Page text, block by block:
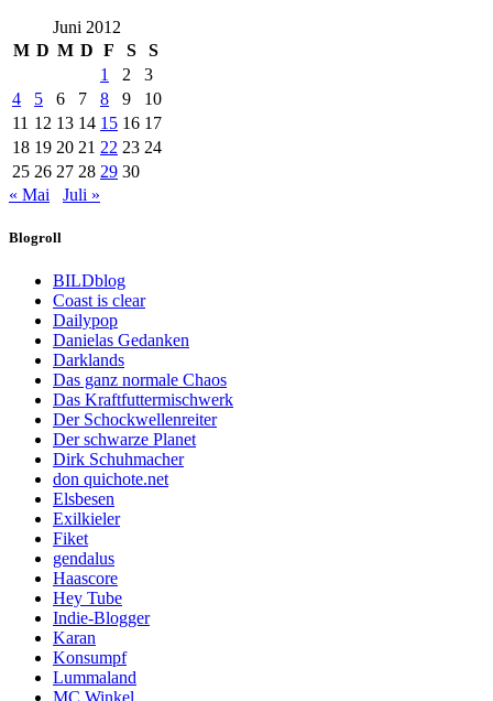
Juni 2012
M D M D F S
S
1
2
3
4
5 6 7 8 9
10
11 12 13 14 15 16 17
18 19 20 21 22 23 24
25 26 27 28 29 30
« Mai
Juli »
Blogroll
BILDblog
Coast is clear
Dailypop
Danielas Gedanken
Darklands
Das ganz normale Chaos
Das Kraftfuttermischwerk
Der Schockwellenreiter
Der schwarze Planet
Dirk Schuhmacher
don quichote.net
Elsbesen
Exilkieler
Fiket
gendalus
Haascore
Hey Tube
Indie-Blogger
Karan
Konsumpf
Lummaland
MC Winkel